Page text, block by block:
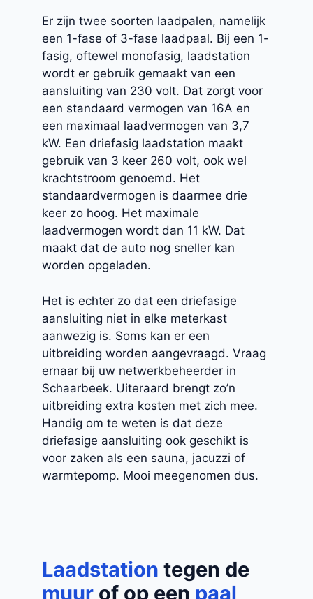
Er zijn twee soorten laadpalen, namelijk
een 1-fase of 3-fase laadpaal. Bij een 1-
fasig, oftewel monofasig, laadstation
wordt er gebruik gemaakt van een
aansluiting van 230 volt. Dat zorgt voor
een standaard vermogen van 16A en
een maximaal laadvermogen van 3,7
kW. Een driefasig laadstation maakt
gebruik van 3 keer 260 volt, ook wel
krachtstroom genoemd. Het
standaardvermogen is daarmee drie
keer zo hoog. Het maximale
laadvermogen wordt dan 11 kW. Dat
maakt dat de auto nog sneller kan
worden opgeladen.
Het is echter zo dat een driefasige
aansluiting niet in elke meterkast
aanwezig is. Soms kan er een
uitbreiding worden aangevraagd. Vraag
ernaar bij uw netwerkbeheerder in
Schaarbeek. Uiteraard brengt zo’n
uitbreiding extra kosten met zich mee.
Handig om te weten is dat deze
driefasige aansluiting ook geschikt is
voor zaken als een sauna, jacuzzi of
warmtepomp. Mooi meegenomen dus.
Laadstation tegen de
muur of op een paal